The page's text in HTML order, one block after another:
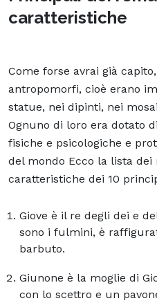
caratteristiche
Come forse avrai già
antropomorfi, cioè erano
statue, nei dipinti, nei
Ognuno di loro era dotato
fisiche e psicologiche e
del mondo Ecco la lista dei
caratteristiche dei 10
Giove è il re degli dei e
sono i fulmini, è
barbuto.
Giunone è la moglie di
con lo scettro e un